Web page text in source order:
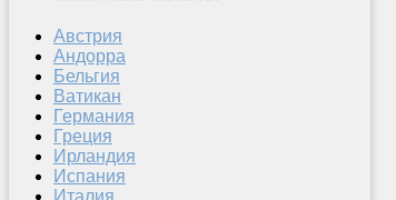
Австрия
Андорра
Бельгия
Ватикан
Германия
Греция
Ирландия
Испания
Италия